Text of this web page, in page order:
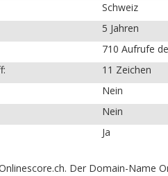
Schweiz
5 Jahren
710 Aufrufe
11 Zeichen
Nein
Nein
Ja
Der Domain-Name